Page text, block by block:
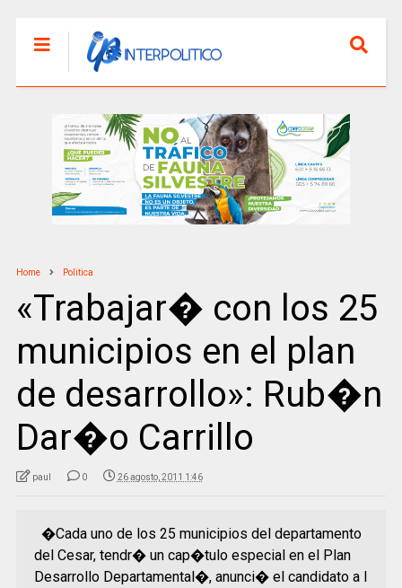
Home Politica
«Trabajar� con los 25
municipios en el plan
de desarrollo»: Rub�n
Dar�o Carrillo
paul 0 26 agosto, 2011 1:46
�Cada uno de los 25 municipios del departamento
del Cesar, tendr� un cap�tulo especial en el Plan
Desarrollo Departamental�, anunci� el candidato a l